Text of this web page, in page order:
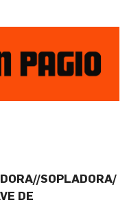
SOPLADORA/
DE